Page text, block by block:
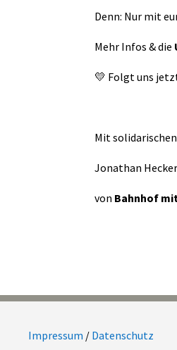
Denn: Nur mit
Mehr Infos & die
💛 Folgt uns
Mit
Jonathan
von Bahnhof
Impressum / Datenschutz